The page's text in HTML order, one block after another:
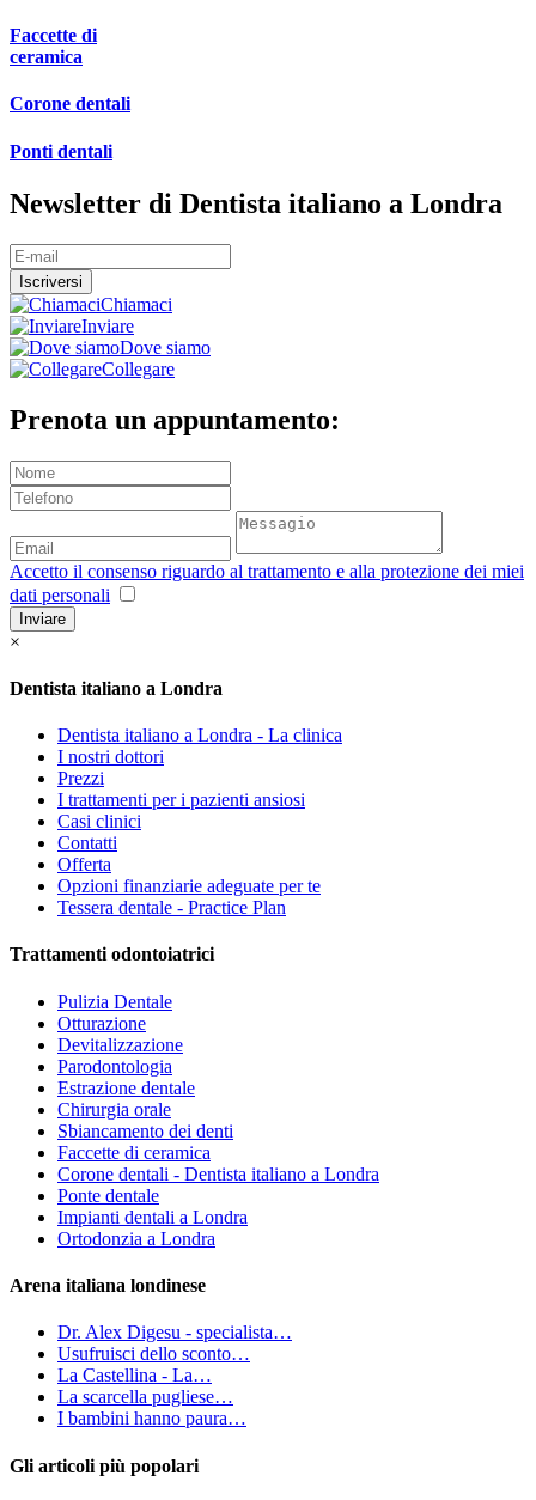
Faccette di
ceramica
Corone dentali
Ponti dentali
Newsletter di Dentista italiano a Londra
Chiamaci
Inviare
Dove siamo
Collegare
Prenota un appuntamento:
Accetto il consenso riguardo al trattamento e alla protezione dei miei
dati personali
Inviare
×
Dentista italiano a Londra
Dentista italiano a Londra - La clinica
I nostri dottori
Prezzi
I trattamenti per i pazienti ansiosi
Casi clinici
Contatti
Offerta
Opzioni finanziarie adeguate per te
Tessera dentale - Practice Plan
Trattamenti odontoiatrici
Pulizia Dentale
Otturazione
Devitalizzazione
Parodontologia
Estrazione dentale
Chirurgia orale
Sbiancamento dei denti
Faccette di ceramica
Corone dentali - Dentista italiano a Londra
Ponte dentale
Impianti dentali a Londra
Ortodonzia a Londra
Arena italiana londinese
Dr. Alex Digesu - specialista…
Usufruisci dello sconto…
La Castellina - La…
La scarcella pugliese…
I bambini hanno paura…
Gli articoli più popolari